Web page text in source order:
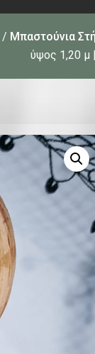
/ Μπαστούνια
ύψος 1,20